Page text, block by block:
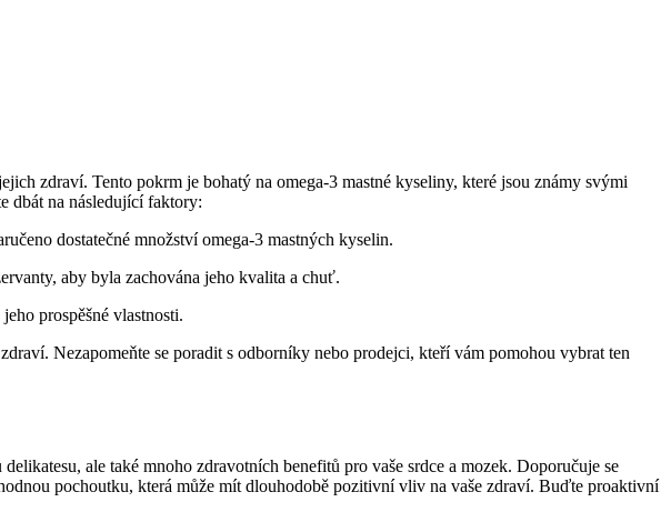
zdraví. Tento pokrm je bohatý na omega-3 mastné kyseliny, které jsou známy svými
dbát na následující faktory:
dostatečné množství omega-3 mastných kyselin.
aby byla zachována jeho kvalita a chuť.
prospěšné vlastnosti.
Nezapomeňte se poradit s odborníky nebo prodejci, kteří vám pomohou vybrat ten
ale také mnoho zdravotních benefitů pro vaše srdce a mozek. Doporučuje se
pochoutku, která může mít dlouhodobě pozitivní vliv na vaše zdraví. Buďte proaktivní